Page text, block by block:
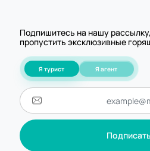
Подпишитесь на нашу
пропустить эксклюзивные
Я турист Я агент